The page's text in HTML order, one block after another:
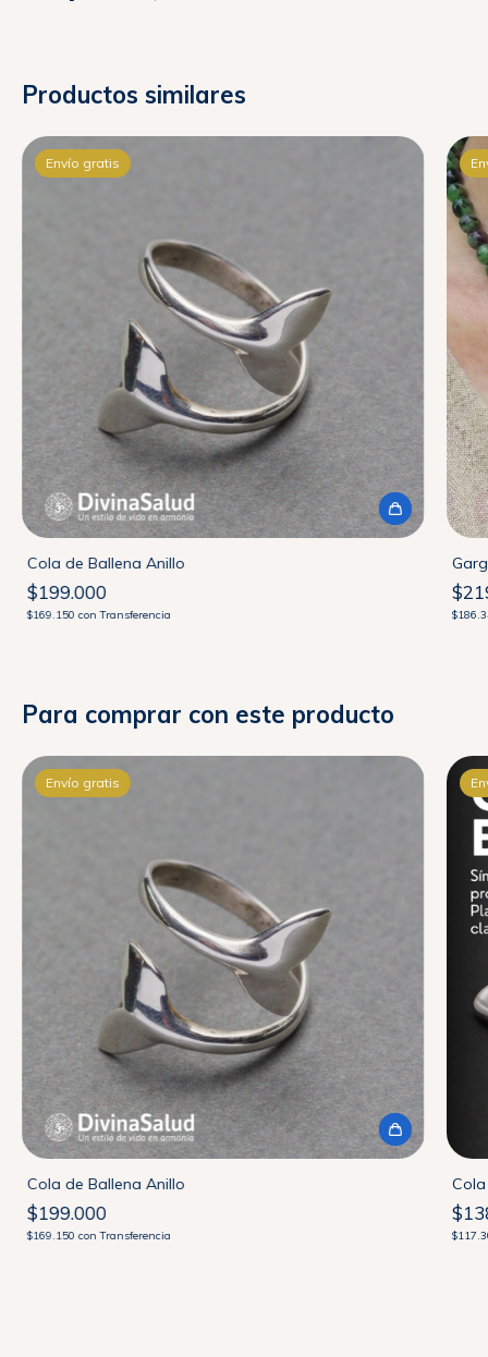
Productos similares
Envío gratis
Cola de Ballena Anillo
$199.000
$169.150con Transferencia
Para comprar con este producto
Envío gratis
Cola de Ballena Anillo
$199.000
$169.150con Transferencia